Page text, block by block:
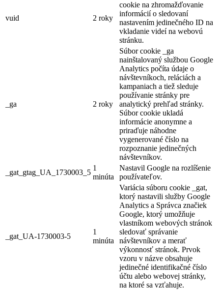
vuid 2 roky
cookie na zhromažďovanie
informácií o sledovaní
nastavením jedinečného ID na
vkladanie videí na webovú
stránku.
_ga 2 roky
Súbor cookie _ga
nainštalovaný službou Google
Analytics počíta údaje o
návštevníkoch, reláciách a
kampaniach a tiež sleduje
používanie stránky pre
analytický prehľad stránky.
Súbor cookie ukladá
informácie anonymne a
priraďuje náhodne
vygenerované číslo na
rozpoznanie jedinečných
návštevníkov.
_gat_gtag_UA_1730003_5
1
minúta
Nastavil Google na rozlíšenie
používateľov.
_gat_UA-1730003-5
1
minúta
Variácia súboru cookie _gat,
ktorý nastavili služby Google
Analytics a Správca značiek
Google, ktorý umožňuje
vlastníkom webových stránok
sledovať správanie
návštevníkov a merať
výkonnosť stránok. Prvok
vzoru v názve obsahuje
jedinečné identifikačné číslo
účtu alebo webovej stránky,
na ktoré sa vzťahuje.